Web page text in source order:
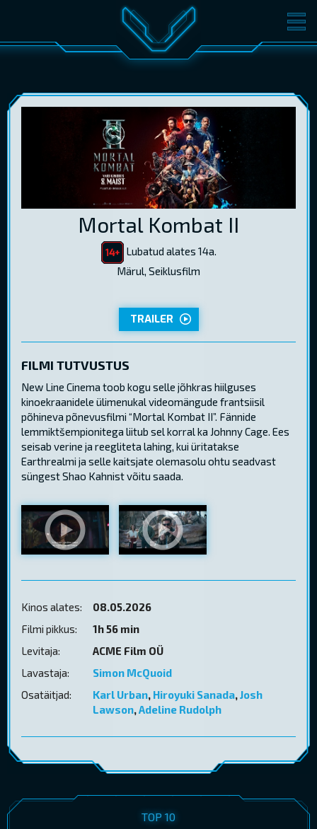
FILMID PILETID
V-KLUBI
KINKEKAARDID
ENGMortal Kombat II
Lubatud alates 14a.
Märul, Seiklusfilm
TRAILER
FILMI TUTVUSTUS
New Line Cinema toob kogu selle jõhkras hiilguses
kinoekraanidele ülimenukal videomängude frantsiisil
põhineva põnevusfilmi “Mortal Kombat II”. Fännide
lemmiktšempionitega liitub sel korral ka Johnny Cage. Ees
seisab verine ja reegliteta lahing, kui üritatakse
Earthrealmi ja selle kaitsjate olemasolu ohtu seadvast
süngest Shao Kahnist võitu saada.
Kinos alates:
08.05.2026
Filmi pikkus:
1h 56 min
Levitaja:
ACME Film OÜ
Lavastaja:
Simon McQuoid
Osatäitjad:
Karl Urban, Hiroyuki Sanada,Josh
Lawson,Adeline Rudolph
TOP 10